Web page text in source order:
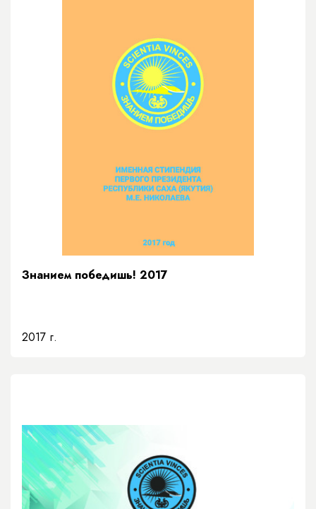
Знанием победишь! 2017
2017 г.